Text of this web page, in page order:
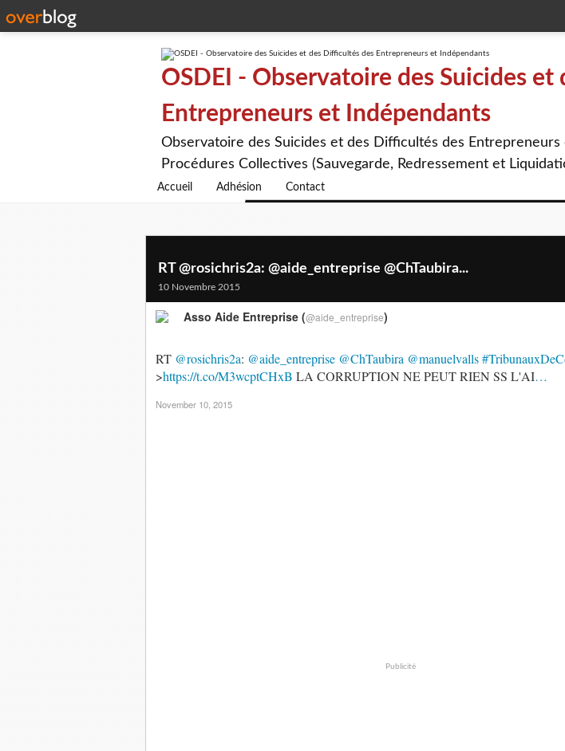
OSDEI - Observatoire des Suicides
Entrepreneurs et Indépendants
Observatoire des Suicides et des Difficultés des
Procédures Collectives (Sauvegarde, Redressement et
Accueil Adhésion Contact
RT @rosichris2a: @aide_entreprise @ChTaubira...
10 Novembre 2015
RT @rosichris2a: @aide_entreprise @ChTaubira @manuelvalls
>https://t.co/M3wcptCHxB LA CORRUPTION NE PEUT RIEN SS L'AI…
Asso Aide Entreprise (@aide_entreprise)
November 10, 2015
Publicité